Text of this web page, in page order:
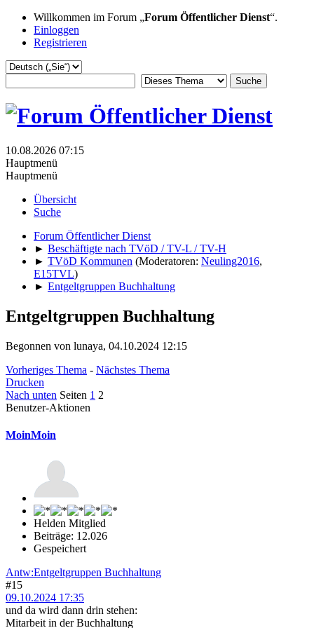
Willkommen im Forum „Forum Öffentlicher Dienst“.
Einloggen
Registrieren
10.08.2026 07:15
Hauptmenü
Hauptmenü
Übersicht
Suche
Forum Öffentlicher Dienst
► Beschäftigte nach TVöD / TV-L / TV-H
► TVöD Kommunen (Moderatoren: Neuling2016,
E15TVL)
► Entgeltgruppen Buchhaltung
Entgeltgruppen Buchhaltung
Begonnen von lunaya, 04.10.2024 12:15
Vorheriges Thema - Nächstes Thema
Drucken
Nach unten Seiten 1 2
Benutzer-Aktionen
MoinMoin
Helden Mitglied
Beiträge: 12.026
Gespeichert
Antw:Entgeltgruppen Buchhaltung
#15
09.10.2024 17:35
und da wird dann drin stehen:
Mitarbeit in der Buchhaltung